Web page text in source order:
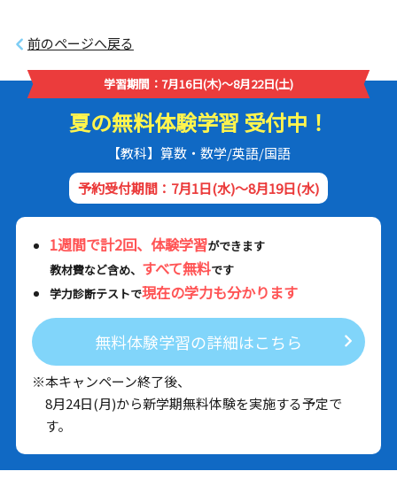
前のページへ戻る
学習期間：7月16日(木)～8月22日(土)
夏の無料体験学習 受付中！
【教科】算数・数学/英語/国語
予約受付期間：7月1日(水)～8月19日(水)
1週間で計2回、体験学習ができます
教材費など含め、 すべて無料です
学力診断テストで現在の学力も分かります
無料体験学習の詳細はこちら
※本キャンペーン終了後、
8月24日(月)から新学期無料体験を実施する予定で
す。